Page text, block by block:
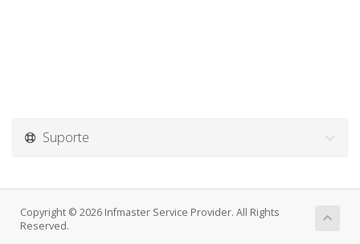
Suporte
Copyright © 2026 Infmaster Service Provider. All Rights
Reserved.